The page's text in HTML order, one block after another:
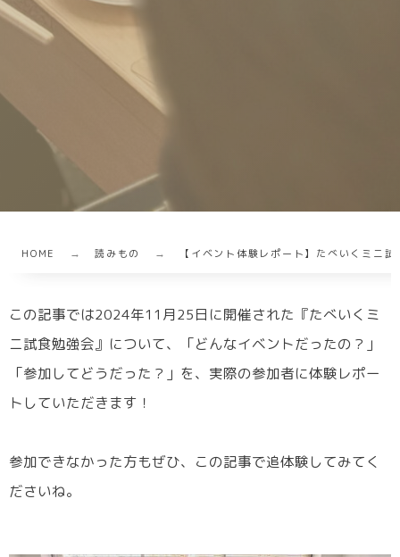
HOME 読みもの 【イベント体験レポート】たべいくミ
この記事では2024年11月25日に開催された『たべいくミ
ニ試食勉強会』について、「どんなイベントだったの？」
「参加してどうだった？」を、実際の参加者に体験レポー
トしていただきます！
参加できなかった方もぜひ、この記事で追体験してみてく
ださいね。